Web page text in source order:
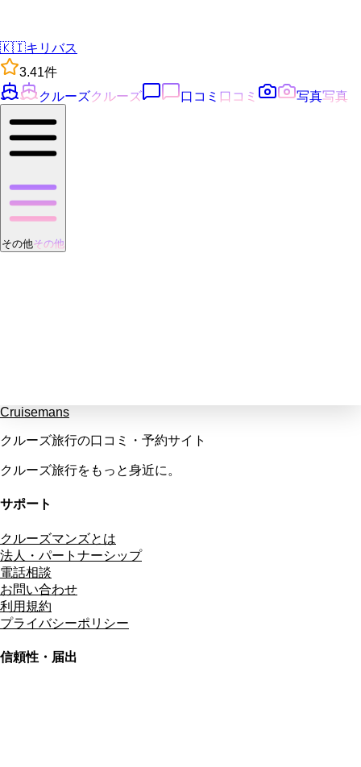
🇰🇮キリバス
3.41件
クルーズクルーズ 口コミ 口コミ 写真写真
その他その他
Cruisemans
クルーズ旅行の口コミ・予約サイト
クルーズ旅行をもっと身近に。
サポート
クルーズマンズとは
法人・パートナーシップ
電話相談
お問い合わせ
利用規約
プライバシーポリシー
信頼性・届出